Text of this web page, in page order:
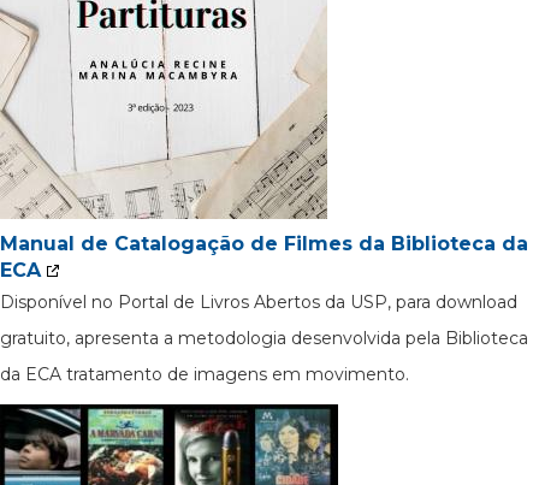
Manual de Catalogação de Filmes da Biblioteca da
ECA
Disponível no Portal de Livros Abertos da USP, para download
gratuito, apresenta a metodologia desenvolvida pela Biblioteca
da ECA tratamento de imagens em movimento.